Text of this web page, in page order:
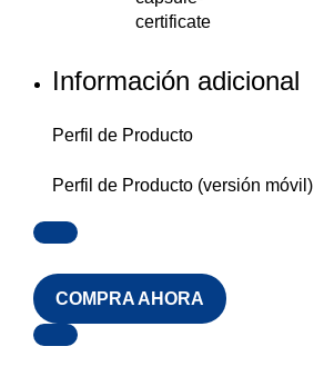
Información adicional
Perfil de Producto
Perfil de Producto (versión móvil)
COMPRA AHORA